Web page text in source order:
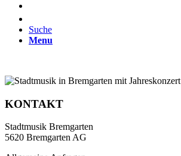
Suche
Menu
KONTAKT
Stadtmusik Bremgarten
5620 Bremgarten AG